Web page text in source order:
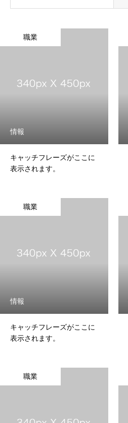
NEWS
職業
情報
キャッチフレーズがここに
表示されます。
職業
情報
キャッチフレーズがここに
表示されます。
職業